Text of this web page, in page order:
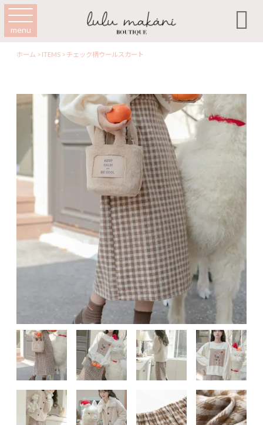
menu 
ホーム >ITEMS >チェック柄ウールスカート